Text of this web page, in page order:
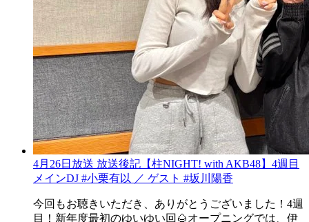
4月26日放送 放送後記【柱NIGHT! with AKB48】4週目
メインDJ #小栗有以 ／ ゲスト #坂川陽香
今回もお聴きいただき、ありがとうございました！4週
目！新年度最初のゆいゆい回🌰オープニングでは、伊